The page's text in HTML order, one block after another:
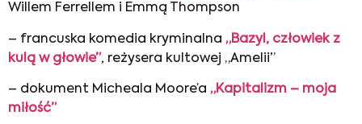
Willem Ferrellem i Emmą Thompson
– francuska komedia kryminalna „Bazyl, człowiek z
kulą w głowie”, reżysera kultowej „Amelii”
– dokument Micheala Moore’a „Kapitalizm – moja
miłość”